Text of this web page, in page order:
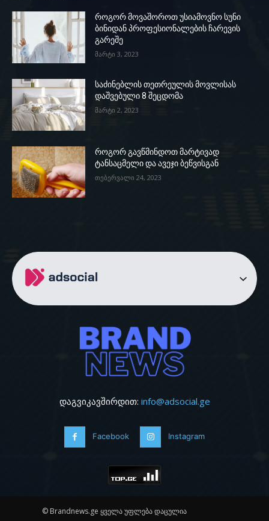
როგორ მოვაშოროთ უსიამოვნო სუნი
ბინიდან პროფესიონალების ჩარევის
გარეშე
მარტი 3, 2023
საძინებლის თეთრეულის მოვლისას
დაშვებული 8 შეცდომა
მარტი 2, 2023
როგორ გავწმინდოთ მარტივად
ტანსაცმელი და ავეჯი ბეწვისგან
თებერვალი 24, 2023
დაგვიკავშირდით: info@adsocial.ge
Facebook Instagram
© Brandnews.ge ყველა უფლება დაცულია